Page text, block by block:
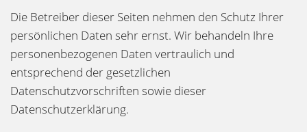
Die Betreiber dieser Seiten nehmen den Schutz Ihrer
persönlichen Daten sehr ernst. Wir behandeln Ihre
personenbezogenen Daten vertraulich und
entsprechend der gesetzlichen
Datenschutzvorschriften sowie dieser
Datenschutzerklärung.